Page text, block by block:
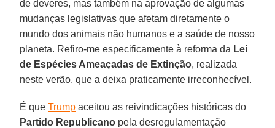
de deveres, mas também na aprovação de algumas
mudanças legislativas que afetam diretamente o
mundo dos animais não humanos e a saúde de nosso
planeta. Refiro-me especificamente à reforma da Lei
de Espécies Ameaçadas de Extinção, realizada
neste verão, que a deixa praticamente irreconhecível.
É queTrump aceitou as reivindicações históricas do
Partido Republicano pela desregulamentação